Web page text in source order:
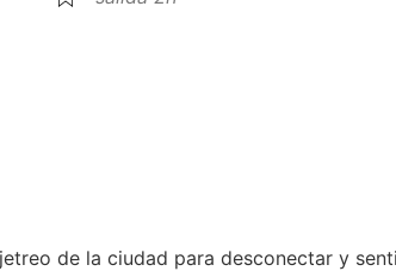
de la ciudad para desconectar y